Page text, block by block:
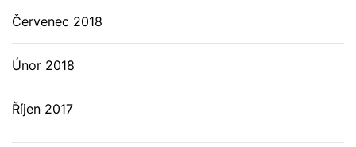
Červenec 2018
Únor 2018
Říjen 2017